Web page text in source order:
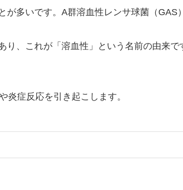
が多いです。A群溶血性レンサ球菌（
、これが「溶血性」という名前の由来で
炎症反応を引き起こします。